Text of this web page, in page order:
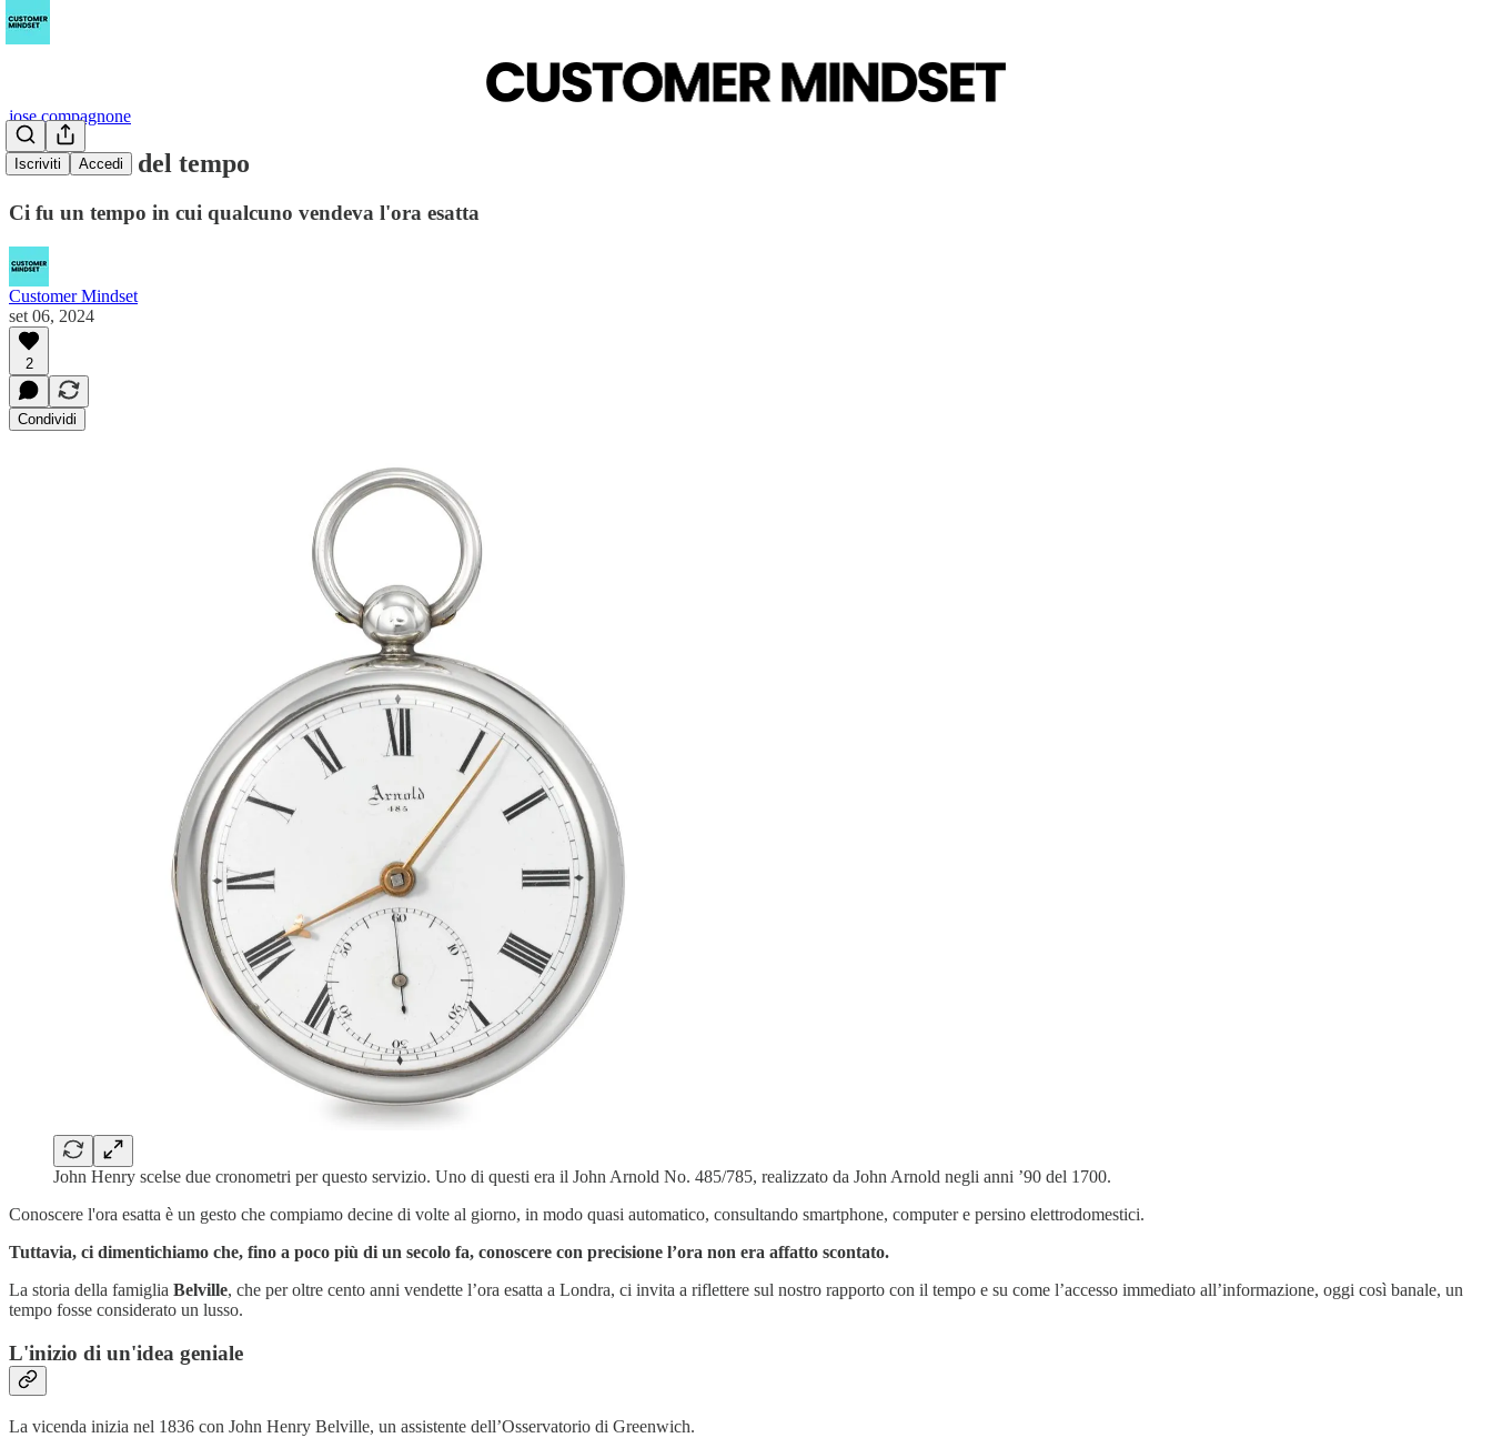
Iscriviti Accedi
jose compagnone
La vendita del tempo
Ci fu un tempo in cui qualcuno vendeva l'ora esatta
Customer Mindset
set 06, 2024
2
Condividi
John Henry scelse due cronometri per questo servizio. Uno di questi era il John Arnold No. 485/785, realizzato da John Arnold negli anni ’90 del 1700.
Conoscere l'ora esatta è un gesto che compiamo decine di volte al giorno, in modo quasi automatico, consultando smartphone, computer e persino elettrodomestici.
Tuttavia, ci dimentichiamo che, fino a poco più di un secolo fa, conoscere con precisione l’ora non era affatto scontato.
La storia della famiglia Belville, che per oltre cento anni vendette l’ora esatta a Londra, ci invita a riflettere sul nostro rapporto con il tempo e su come l’accesso immediato all’informazione, oggi così banale, un
tempo fosse considerato un lusso.
L'inizio di un'idea geniale
La vicenda inizia nel 1836 con John Henry Belville, un assistente dell’Osservatorio di Greenwich.